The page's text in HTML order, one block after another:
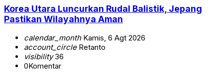
Korea Utara Luncurkan Rudal Balistik, Jepang
Pastikan Wilayahnya Aman
calendar_monthKamis, 6 Agt 2026
account_circleRetanto
visibility36
0Komentar